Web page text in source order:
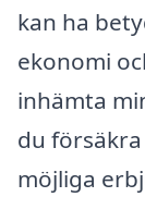
kan ha
ekonomi
inhämta
du
möjliga